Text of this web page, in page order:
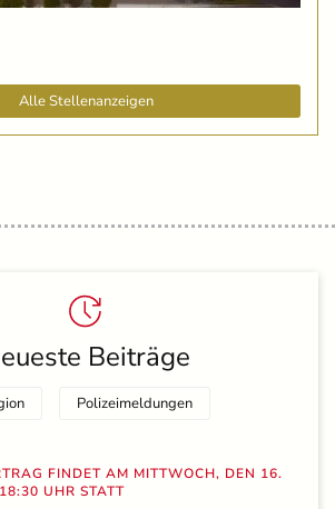
Alle Stellenanzeigen
Beiträge
Polizeimeldungen
FINDET AM MITTWOCH, DEN 16.
UHR STATT